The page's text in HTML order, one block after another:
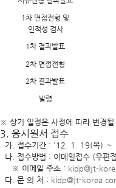
1차 면접전형 및
인적성 검사
1차 결과발표
2차 면접전형
2차 결과발표
발령
※ 상기 일정은 사정에 따라 변경
3. 응시원서 접수
가. 접수기간 : '12. 1. 19(목)
나. 접수방법 : 이메일접수 (우편
※ 이메일 주소 : kidp@jt-
다. 문 의 처 : kidp@jt-